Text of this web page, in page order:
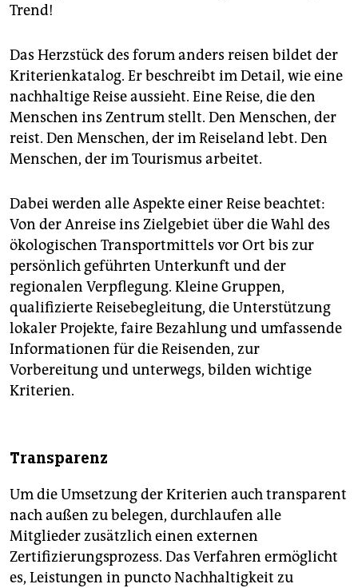
genossenschaft
Trend!
Das Herzstück des forum anders reisen bildet der
Kriterienkatalog. Er beschreibt im Detail, wie eine
nachhaltige Reise aussieht. Eine Reise, die den
Menschen ins Zentrum stellt. Den Menschen, der
reist. Den Menschen, der im Reiseland lebt. Den
Menschen, der im Tourismus arbeitet.
Dabei werden alle Aspekte einer Reise beachtet:
Von der Anreise ins Zielgebiet über die Wahl des
ökologischen Transportmittels vor Ort bis zur
persönlich geführten Unterkunft und der
regionalen Verpflegung. Kleine Gruppen,
qualifizierte Reisebegleitung, die Unterstützung
lokaler Projekte, faire Bezahlung und umfassende
Informationen für die Reisenden, zur
Vorbereitung und unterwegs, bilden wichtige
Kriterien.
Transparenz
Um die Umsetzung der Kriterien auch transparent
nach außen zu belegen, durchlaufen alle
Mitglieder zusätzlich einen externen
Zertifizierungsprozess. Das Verfahren ermöglicht
es, Leistungen in puncto Nachhaltigkeit zu